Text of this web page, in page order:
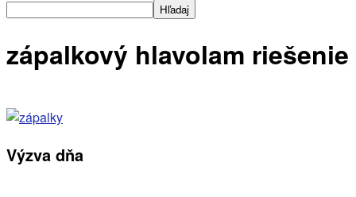
zápalkový hlavolam riešenie
Výzva dňa